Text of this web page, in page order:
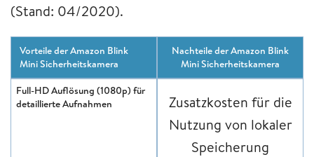
(Stand: 04/2020).
Vorteile der Amazon Blink
Mini Sicherheitskamera
Nachteile der Amazon Blink
Mini Sicherheitskamera
Full-HD Auflösung (1080p) für
detaillierte Aufnahmen
Zusatzkosten für die
Nutzung von lokaler
Speicherung